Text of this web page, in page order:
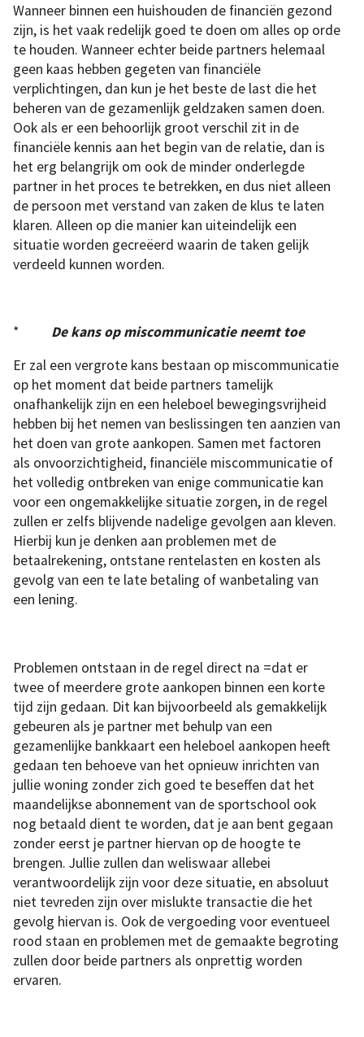
Wanneer binnen een huishouden de financiën gezond
zijn, is het vaak redelijk goed te doen om alles op orde
te houden. Wanneer echter beide partners helemaal
geen kaas hebben gegeten van financiële
verplichtingen, dan kun je het beste de last die het
beheren van de gezamenlijk geldzaken samen doen.
Ook als er een behoorlijk groot verschil zit in de
financiële kennis aan het begin van de relatie, dan is
het erg belangrijk om ook de minder onderlegde
partner in het proces te betrekken, en dus niet alleen
de persoon met verstand van zaken de klus te laten
klaren. Alleen op die manier kan uiteindelijk een
situatie worden gecreëerd waarin de taken gelijk
verdeeld kunnen worden.
* De kans op miscommunicatie neemt toe
Er zal een vergrote kans bestaan op miscommunicatie
op het moment dat beide partners tamelijk
onafhankelijk zijn en een heleboel bewegingsvrijheid
hebben bij het nemen van beslissingen ten aanzien van
het doen van grote aankopen. Samen met factoren
als onvoorzichtigheid, financiële miscommunicatie of
het volledig ontbreken van enige communicatie kan
voor een ongemakkelijke situatie zorgen, in de regel
zullen er zelfs blijvende nadelige gevolgen aan kleven.
Hierbij kun je denken aan problemen met de
betaalrekening, ontstane rentelasten en kosten als
gevolg van een te late betaling of wanbetaling van
een lening.
Problemen ontstaan ​in de regel direct na =dat er
twee of meerdere grote aankopen binnen een korte
tijd zijn gedaan. Dit kan bijvoorbeeld als gemakkelijk
gebeuren als je partner met behulp van een
gezamenlijke bankkaart een ​​heleboel aankopen heeft
gedaan ten behoeve van het opnieuw inrichten van
jullie woning zonder zich goed te beseffen dat het
maandelijkse abonnement van de sportschool ook
nog betaald dient te worden, dat je aan bent gegaan
zonder eerst je partner hiervan op de hoogte te
brengen. Jullie zullen dan weliswaar allebei
verantwoordelijk zijn voor deze situatie, en absoluut
niet tevreden zijn over mislukte transactie die het
gevolg hiervan is. Ook de vergoeding voor eventueel
rood staan en problemen met de gemaakte begroting
zullen door beide partners als onprettig worden
ervaren.